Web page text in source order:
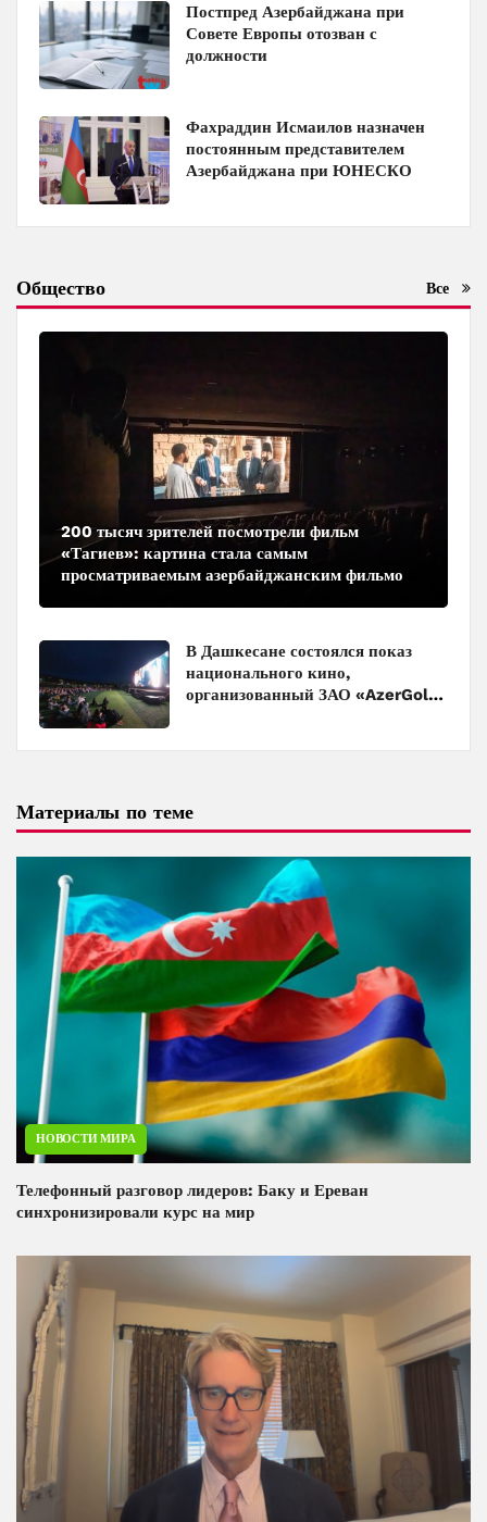
Постпред Азербайджана при
Совете Европы отозван с
должности
Фахраддин Исмаилов назначен
постоянным представителем
Азербайджана при ЮНЕСКО
Общество Все
200 тысяч зрителей посмотрели фильм
«Тагиев»: картина стала самым
просматриваемым азербайджанским фильмом
В Дашкесане состоялся показ
национального кино,
организованный ЗАО «AzerGold»
Материалы по теме
НОВОСТИ МИРА
Телефонный разговор лидеров: Баку и Ереван
синхронизировали курс на мир